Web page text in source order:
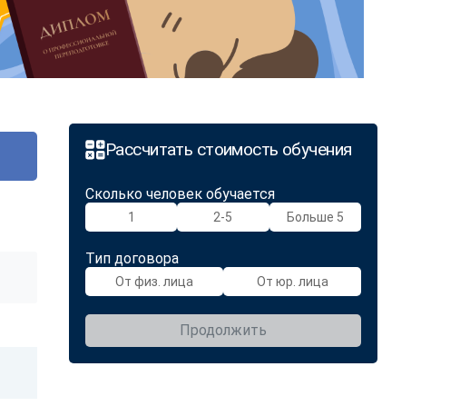
Рассчитать стоимость обучения
Сколько человек обучается
1 2-5 Больше 5
Тип договора
От физ. лица От юр. лица
Продолжить